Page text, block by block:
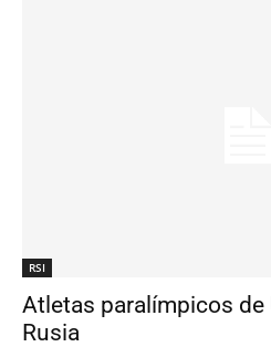
RSI
Atletas paralímpicos de
Rusia